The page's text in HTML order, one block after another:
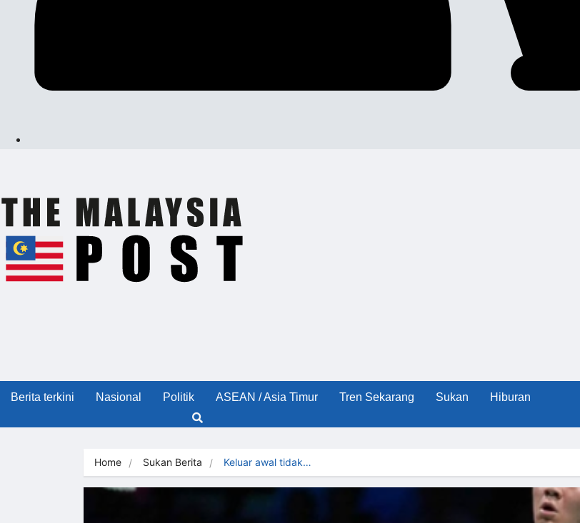
Berita terkini Nasional Politik ASEAN / Asia Timur Tren Sekarang Sukan Hiburan
Home Sukan Berita Keluar awal tidak…